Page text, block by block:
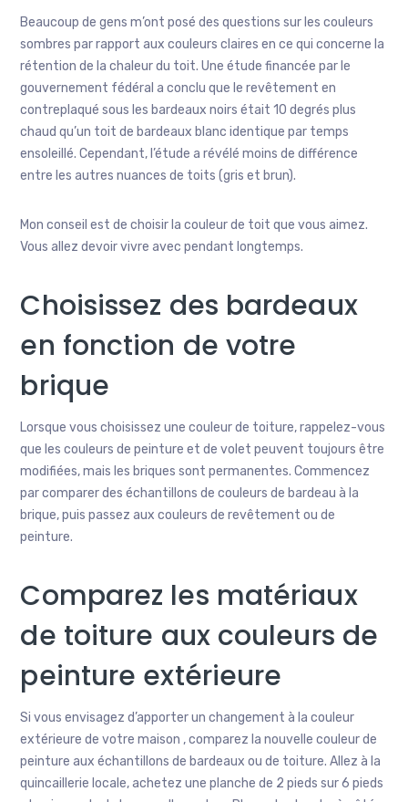
Beaucoup de gens m’ont posé des questions sur les couleurs
sombres par rapport aux couleurs claires en ce qui concerne la
rétention de la chaleur du toit. Une étude financée par le
gouvernement fédéral a conclu que le revêtement en
contreplaqué sous les bardeaux noirs était 10 degrés plus
chaud qu’un toit de bardeaux blanc identique par temps
ensoleillé. Cependant, l’étude a révélé moins de différence
entre les autres nuances de toits (gris et brun).
Mon conseil est de choisir la couleur de toit que vous aimez.
Vous allez devoir vivre avec pendant longtemps.
Choisissez des bardeaux
en fonction de votre
brique
Lorsque vous choisissez une couleur de toiture, rappelez-vous
que les couleurs de peinture et de volet peuvent toujours être
modifiées, mais les briques sont permanentes. Commencez
par comparer des échantillons de couleurs de bardeau à la
brique, puis passez aux couleurs de revêtement ou de
peinture.
Comparez les matériaux
de toiture aux couleurs de
peinture extérieure
Si vous envisagez d’apporter un changement à la couleur
extérieure de votre maison , comparez la nouvelle couleur de
peinture aux échantillons de bardeaux ou de toiture. Allez à la
quincaillerie locale, achetez une planche de 2 pieds sur 6 pieds